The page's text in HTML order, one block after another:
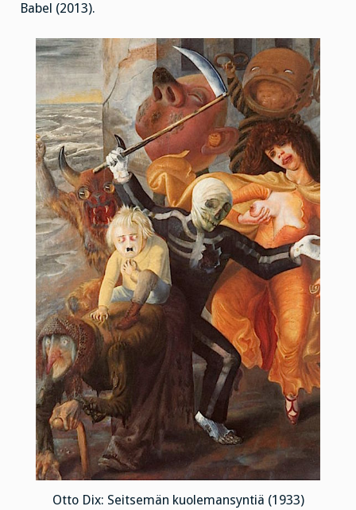
Babel (2013).
Otto Dix: Seitsemän kuolemansyntiä (1933)